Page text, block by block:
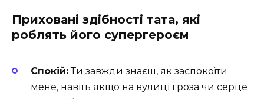
Приховані здібності тата, які
роблять його супергероєм
Спокій:Ти завжди знаєш, як заспокоїти
мене, навіть якщо на вулиці гроза чи серце